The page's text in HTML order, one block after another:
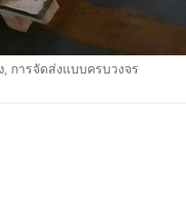
การจัดส่งแบบครบวงจร